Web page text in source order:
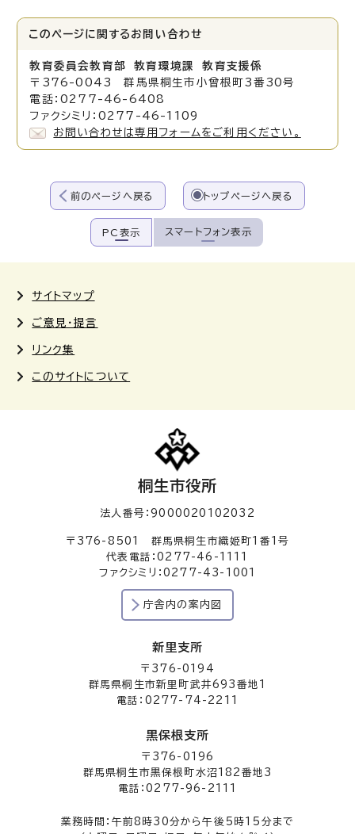
このページに関する お問い合わせ
教育委員会教育部 教育環境課 教育支援係
〒376-0043 群馬県桐生市小曾根町3番30号
電話：0277-46-6408
ファクシミリ：0277-46-1109
お問い合わせは専用フォームをご利用ください。
前のページへ戻る トップページへ戻る
PC表示 スマートフォン表示
サイトマップ
ご意見・提言
リンク集
このサイトについて
桐生市役所
法人番号：9000020102032
〒376-8501 群馬県桐生市織姫町1番1号
代表電話：0277-46-1111
ファクシミリ：0277-43-1001
庁舎内の案内図
新里支所
〒376-0194
群馬県桐生市新里町武井693番地1
電話：0277-74-2211
黒保根支所
〒376-0196
群馬県桐生市黒保根町水沼182番地3
電話：0277-96-2111
業務時間：午前8時30分から午後5時15分まで